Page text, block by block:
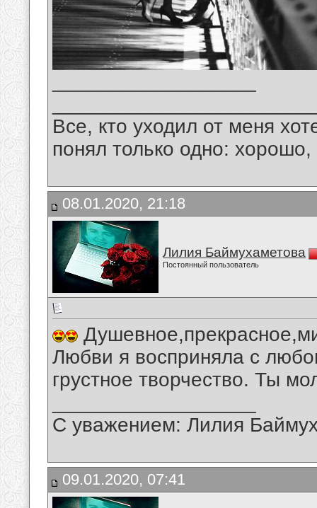
Все, кто уходил от меня
понял только одно:
08.01.2020, 21:18
Лилия Баймухаметова
Постоянный пользователь
Любви я восприняла с
грустное творчество. Ты
С уважением: Лилия
09.01.2020, 07:41